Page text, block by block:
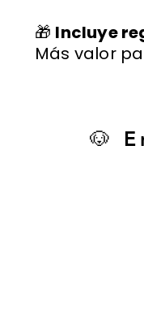
🎁 Incluye
Más valor
🐶